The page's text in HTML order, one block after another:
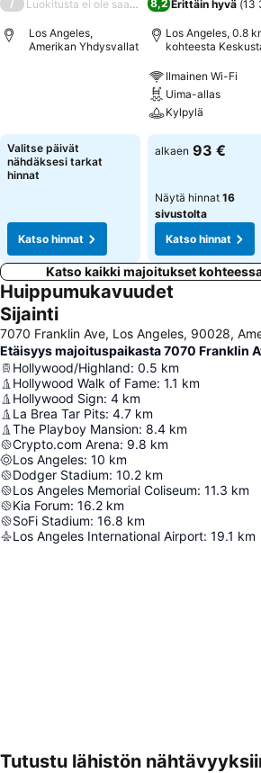
/ Luokitusta ei ole saatavilla
Los Angeles,
Amerikan Yhdysvallat
Valitse päivät
nähdäksesi tarkat
hinnat
Katso hinnat
8,2 Erittäin hyvä (13
Los Angeles, 0.8
kohteesta
Ilmainen Wi-Fi
Uima-allas
Kylpylä
alkaen 93 €
Näytä hinnat 16
sivustolta
Katso hinnat
Katso kaikki majoitukset
Huippumukavuudet
Sijainti
7070 Franklin Ave, Los Angeles, 90028,
Etäisyys majoituspaikasta 7070 Franklin
Hollywood/Highland: 0.5 km
Hollywood Walk of Fame: 1.1 km
Hollywood Sign: 4 km
La Brea Tar Pits: 4.7 km
The Playboy Mansion: 8.4 km
Crypto.com Arena: 9.8 km
Los Angeles: 10 km
Dodger Stadium: 10.2 km
Los Angeles Memorial Coliseum: 11.3 km
Kia Forum: 16.2 km
SoFi Stadium: 16.8 km
Los Angeles International Airport: 19.1 km
Tutustu lähistön